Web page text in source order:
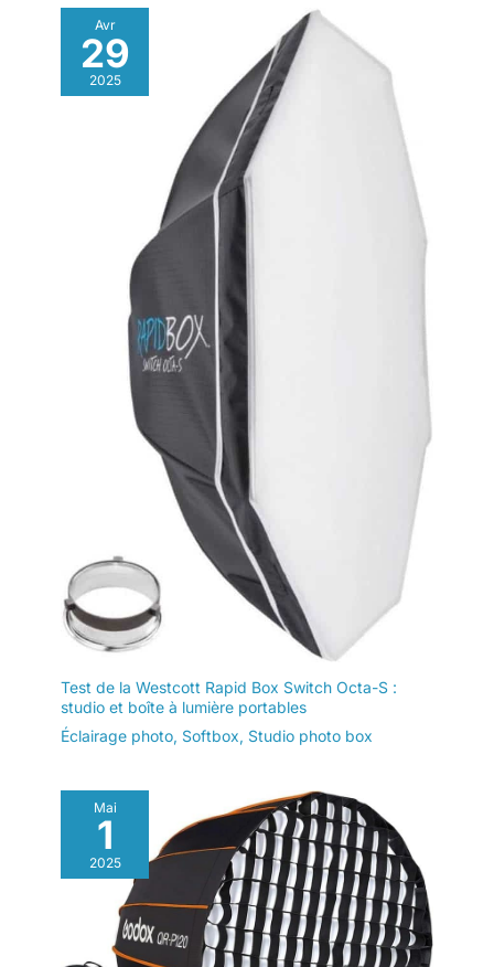
Avr
29
2025
Test de la Westcott Rapid Box Switch Octa-S :
studio et boîte à lumière portables
Éclairage photo, Softbox, Studio photo box
Mai
1
2025